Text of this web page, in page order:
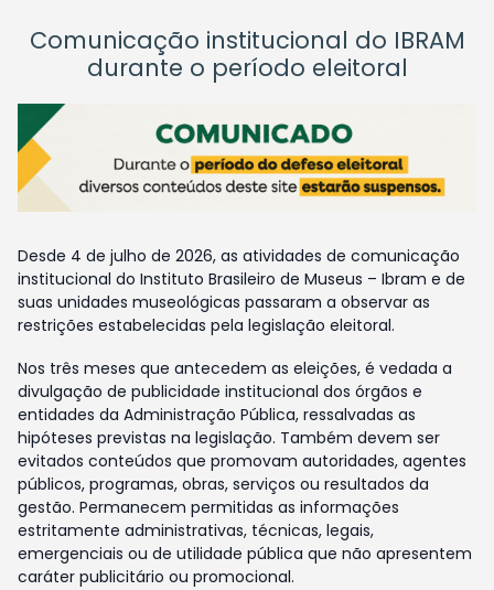
Comunicação institucional do IBRAM
durante o período eleitoral
Desde 4 de julho de 2026, as atividades de comunicação
institucional do Instituto Brasileiro de Museus – Ibram e de
suas unidades museológicas passaram a observar as
restrições estabelecidas pela legislação eleitoral.
Nos três meses que antecedem as eleições, é vedada a
divulgação de publicidade institucional dos órgãos e
entidades da Administração Pública, ressalvadas as
hipóteses previstas na legislação. Também devem ser
evitados conteúdos que promovam autoridades, agentes
públicos, programas, obras, serviços ou resultados da
gestão. Permanecem permitidas as informações
estritamente administrativas, técnicas, legais,
emergenciais ou de utilidade pública que não apresentem
caráter publicitário ou promocional.